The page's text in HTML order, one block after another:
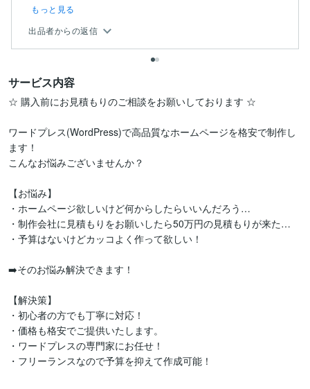
もっと見る
出品者からの返信
サービス内容
☆ 購入前にお見積もりのご相談をお願いしております ☆
ワードプレス(WordPress)で高品質なホームページを格安で制作し
ます！
こんなお悩みございませんか？
【お悩み】
・ホームページ欲しいけど何からしたらいいんだろう…
・制作会社に見積もりをお願いしたら50万円の見積もりが来た…
・予算はないけどカッコよく作って欲しい！
➡️そのお悩み解決できます！
【解決策】
・初心者の方でも丁寧に対応！
・価格も格安でご提供いたします。
・ワードプレスの専門家にお任せ！
・フリーランスなので予算を抑えて作成可能！